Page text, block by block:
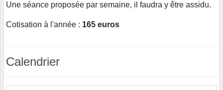
Une séance proposée par semaine, il faudra y être assidu.
Cotisation à l'année : 165 euros
Calendrier